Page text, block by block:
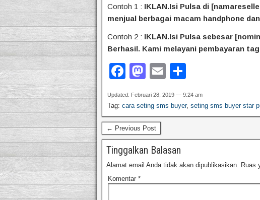
Contoh 1 : IKLAN.Isi Pulsa di
menjual berbagai macam handphone
Contoh 2 : IKLAN.Isi Pulsa sebesar
Berhasil. Kami melayani pembayaran
F
c
e
b
o
o
k
M
st
o
d
o
n
E
ail ar
e
Updated: Februari 28, 2019 — 9:24 am
Tag: cara seting sms buyer, seting sms buyer star
← Previous Post
Tinggalkan Balasan
Alamat email Anda tidak akan dipublikasikan. Ruas
Komentar *